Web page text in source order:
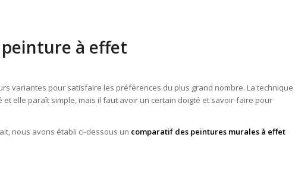
à effet
variantes pour satisfaire les préférences du plus grand nombre. La technique
elle paraît simple, mais il faut avoir un certain doigté et savoir-faire pour
nous avons établi ci-dessous un comparatif des peintures murales à effet